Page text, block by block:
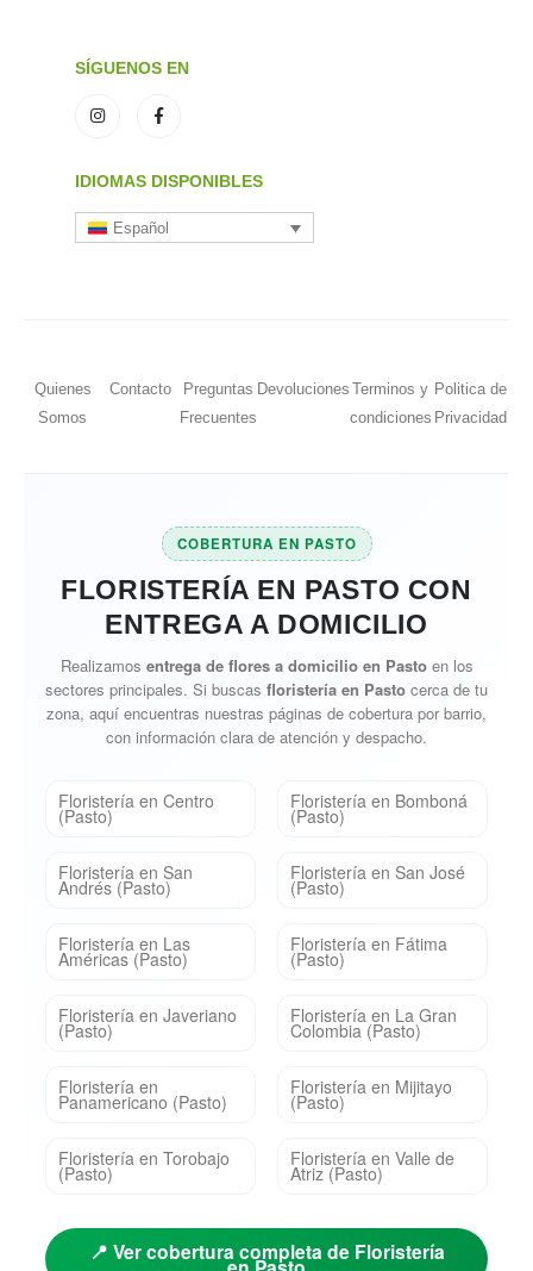
SÍGUENOS EN
IDIOMAS DISPONIBLES
Español
Quienes
Somos
Contacto
Preguntas
Frecuentes
Devoluciones Terminos y
condiciones
Politica de
Privacidad
COBERTURA EN PASTO
FLORISTERÍA EN PASTO CON
ENTREGA A DOMICILIO
Realizamos entrega de flores a domicilio en Pastoen los
sectores principales. Si buscas floristería en Pasto cerca de tu
zona, aquí encuentras nuestras páginas de cobertura por barrio,
con información clara de atención y despacho.
Floristería en Centro
(Pasto)
Floristería en Bomboná
(Pasto)
Floristería en San
Andrés (Pasto)
Floristería en San José
(Pasto)
Floristería en Las
Américas (Pasto)
Floristería en Fátima
(Pasto)
Floristería en Javeriano
(Pasto)
Floristería en La Gran
Colombia (Pasto)
Floristería en
Panamericano (Pasto)
Floristería en Mijitayo
(Pasto)
Floristería en Torobajo
(Pasto)
Floristería en Valle de
Atriz (Pasto)
📍 Ver cobertura completa de Floristería